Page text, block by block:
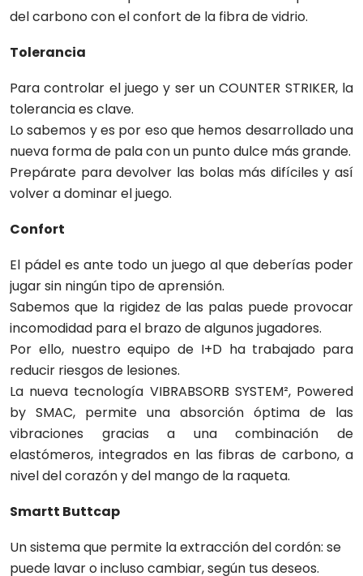
del carbono con el confort de la fibra de vidrio.
Tolerancia
Para controlar el juego y ser un COUNTER STRIKER, la
tolerancia es clave.
Lo sabemos y es por eso que hemos desarrollado una
nueva forma de pala con un punto dulce más grande.
Prepárate para devolver las bolas más difíciles y así
volver a dominar el juego.
Confort
El pádel es ante todo un juego al que deberías poder
jugar sin ningún tipo de aprensión.
Sabemos que la rigidez de las palas puede provocar
incomodidad para el brazo de algunos jugadores.
Por ello, nuestro equipo de I+D ha trabajado para
reducir riesgos de lesiones.
La nueva tecnología VIBRABSORB SYSTEM², Powered
by SMAC, permite una absorción óptima de las
vibraciones gracias a una combinación de
elastómeros, integrados en las fibras de carbono, a
nivel del corazón y del mango de la raqueta.
Smartt Buttcap
Un sistema que permite la extracción del cordón: se
puede lavar o incluso cambiar, según tus deseos.